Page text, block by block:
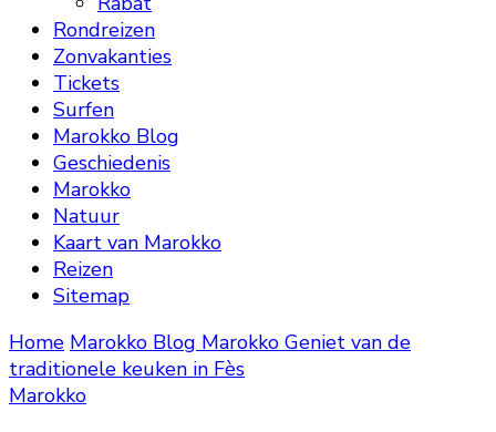
Rondreizen
Zonvakanties
Tickets
Surfen
Marokko Blog
Geschiedenis
Marokko
Natuur
Kaart van Marokko
Reizen
Sitemap
Home Marokko Blog Marokko Geniet van de
traditionele keuken in Fès
Marokko